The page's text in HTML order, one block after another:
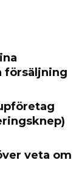
försäljning
veta om